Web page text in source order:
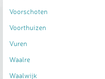
Voorschoten
Voorthuizen
Vuren
Waalre
Waalwijk